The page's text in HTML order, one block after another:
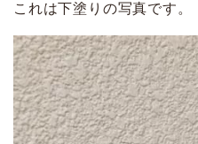
これは下塗りの写真です。